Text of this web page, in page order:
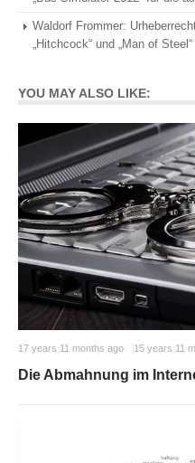
Waldorf Frommer:
„Hitchcock“ und „Man of
YOU MAY ALSO LIKE:
17 years 11 months ago 15 years 11
Die Abmahnung im